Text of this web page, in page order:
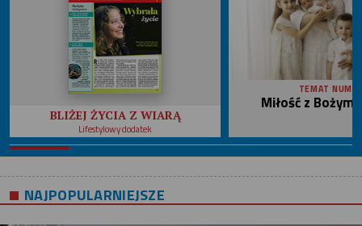
BLIŻEJ ŻYCIA Z WIARĄ
Lifestylowy dodatek
TEMAT
Miłość z
NAJPOPULARNIEJSZE